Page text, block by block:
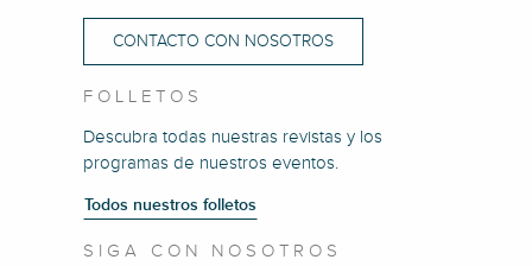
CONTACTO CON NOSOTROS
FOLLETOS
Descubra todas nuestras revistas y los
programas de nuestros eventos.
Todos nuestros folletos
SIGA CON NOSOTROS